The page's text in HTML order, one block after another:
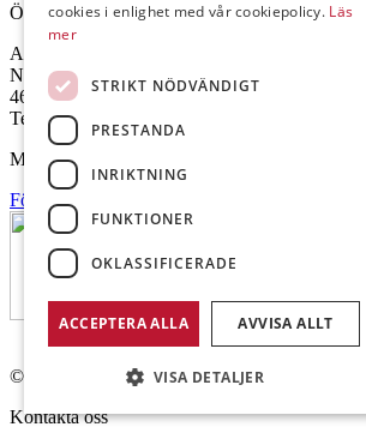
Öppettider: 07:00-16:00
Andrésen Maskin i Brålanda AB
Nuntorp 301
464 64 Brålanda
Telefon: 0521-57 57 30
Mejl: Se flik längst ner till höger.
Följ oss på Facebook
© Copyright 2026 Andrésen Maskin AB.
Kontakta oss
cookies i enlighet med vår cookiepolicy. Läs
mer
STRIKT NÖDVÄNDIGT
PRESTANDA
INRIKTNING
FUNKTIONER
OKLASSIFICERADE
ACCEPTERA ALLA AVVISA ALLT
VISA DETALJER